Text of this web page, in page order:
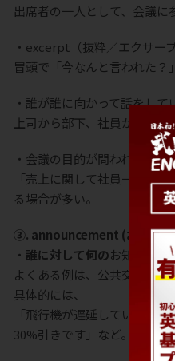
出席者の一人として、会議に
・excerpt（抜粋／エクサー
冒頭で「今なんと言われた？
・誰が誰に向かって話をし
上司から部下、社員から顧
・会議の目的が問われやすい
「売上に関して社員一人ひ
る場合が多い。
③. announcement (お知ら
・ 誰に対して何のお知らせを
よくある例は、公共交通機
具体的には、
「飛行機が遅延しているの
30%引きです」など。